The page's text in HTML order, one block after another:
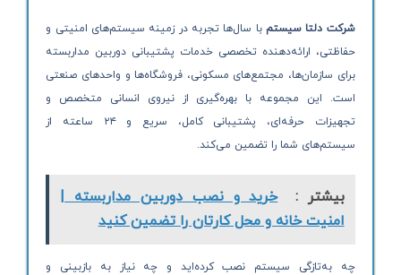
شرکت دلتا سیستم با سال‌ها تجربه در زمینه سیستم‌های امنیتی و
حفاظتی، ارائه‌دهنده تخصصی خدمات پشتیبانی دوربین مداربسته
برای سازمان‌ها، مجتمع‌های مسکونی، فروشگاه‌ها و واحدهای صنعتی
است. این مجموعه با بهره‌گیری از نیروی انسانی متخصص و
تجهیزات حرفه‌ای، پشتیبانی کامل، سریع و ۲۴ ساعته از
سیستم‌های شما را تضمین می‌کند.
بیشتر :
خرید و نصب دوربین مداربسته |
امنیت خانه و محل کارتان را تضمین کنید
چه به‌تازگی سیستم نصب کرده‌اید و چه نیاز به بازبینی و